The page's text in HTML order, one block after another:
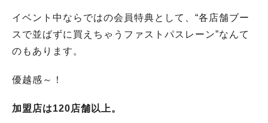
イベント中ならではの会員特典として、“各店舗ブー
スで並ばずに買えちゃうファストパスレーン”なんて
のもあります。
優越感～！
加盟店は120店舗以上。